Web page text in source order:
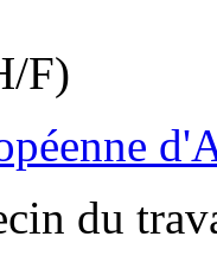
F)
du